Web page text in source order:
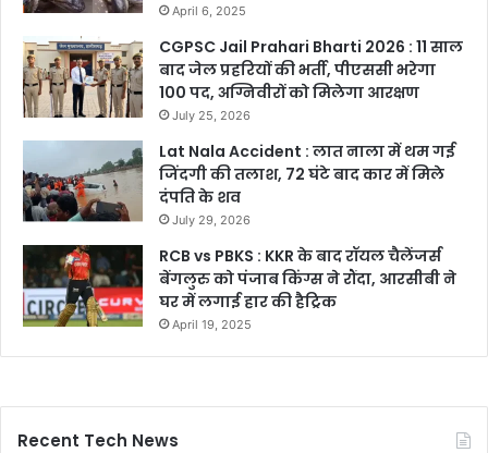
April 6, 2025
CGPSC Jail Prahari Bharti 2026 : 11 साल
बाद जेल प्रहरियों की भर्ती, पीएससी भरेगा
100 पद, अग्निवीरों को मिलेगा आरक्षण
July 25, 2026
Lat Nala Accident : लात नाला में थम गई
जिंदगी की तलाश, 72 घंटे बाद कार में मिले
दंपति के शव
July 29, 2026
RCB vs PBKS : KKR के बाद रॉयल चैलेंजर्स
बेंगलुरु को पंजाब किंग्स ने रौंदा, आरसीबी ने
घर में लगाई हार की हैट्रिक
April 19, 2025
Recent Tech News